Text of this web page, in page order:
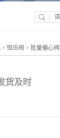
> 恒压阀 > 批量偏心
货及时